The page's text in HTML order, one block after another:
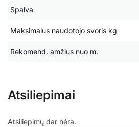
Spalva
Maksimalus naudotojo svoris kg
Rekomend. amžius nuo m.
Atsiliepimai
Atsiliepimų dar nėra.